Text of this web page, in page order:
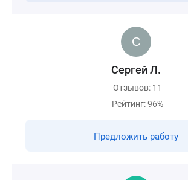
Сергей Л.
Отзывов: 11
Рейтинг: 96%
Предложить работу